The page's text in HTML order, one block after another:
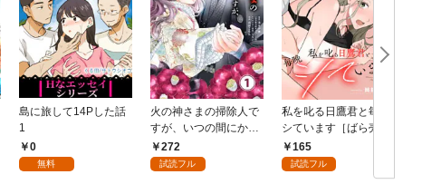
島に旅して14Pした話
1
0
無料
火の神さまの掃除人で
すが、いつの間にか花
嫁として溺愛されてい
ます【単話】（１）
272
試読フル
私を叱る日鷹君と毎晩
シています［ばら売
り］ 第1話
165
試読フル